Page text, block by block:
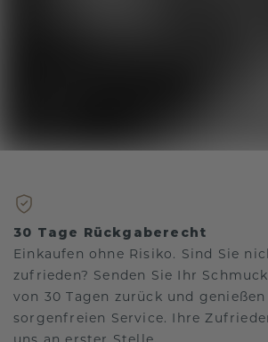
30 Tage Rückgaberecht
Einkaufen ohne Risiko. Sind Sie
zufrieden? Senden Sie Ihr
von 30 Tagen zurück und genießen
sorgenfreien Service. Ihre